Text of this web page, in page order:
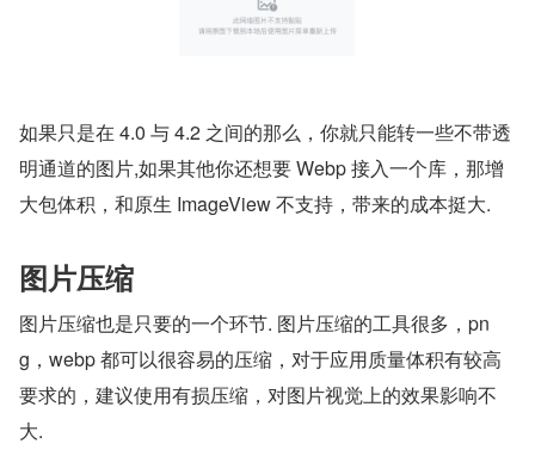
如果只是在 4.0 与 4.2 之间的那么，你就只能转一些不带透
明通道的图片,如果其他你还想要 Webp 接入一个库，那增
大包体积，和原生 ImageView 不支持，带来的成本挺大.
图片压缩
图片压缩也是只要的一个环节. 图片压缩的工具很多，pn
g，webp 都可以很容易的压缩，对于应用质量体积有较高
要求的，建议使用有损压缩，对图片视觉上的效果影响不
大.